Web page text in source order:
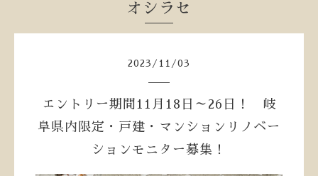
オシラセ
2023 / 11 /03
エントリー期間11月18日～26日！ 岐
阜県内限定・戸建・マンションリノベー
ションモニター募集！